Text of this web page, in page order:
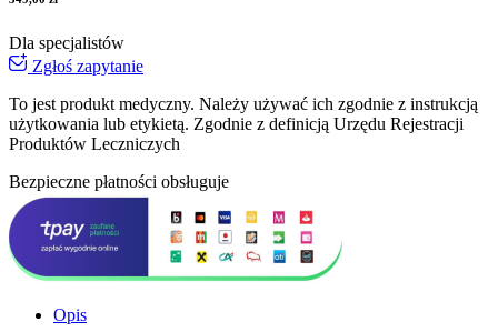
Dla specjalistów
Zgłoś zapytanie
To jest produkt medyczny. Należy używać ich zgodnie z instrukcją
użytkowania lub etykietą. Zgodnie z definicją Urzędu Rejestracji
Produktów Leczniczych
Bezpieczne płatności obsługuje
Opis